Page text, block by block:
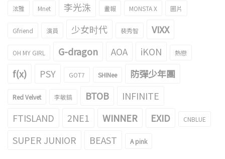
泫雅 Mnet 李光洙 畫報 MONSTA X 圖片
Gfriend 演員 少女时代 裴秀智 VIXX
OH MY GIRL G-dragon AOA iKON 熱戀
f(x) PSY GOT7 SHINee 防彈少年團
Red Velvet 李敏鎬 BTOB
INFINITE
FTISLAND
2NE1 WINNER EXID CNBLUE
SUPER JUNIOR BEAST A pink